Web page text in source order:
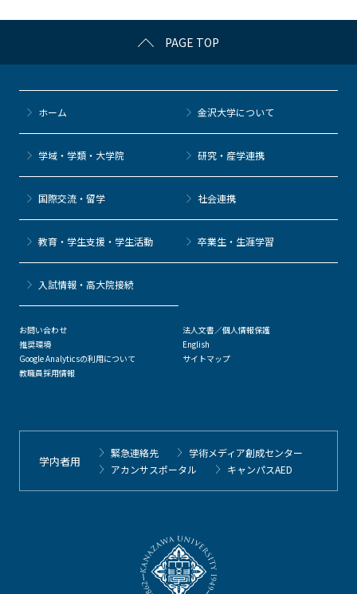
k
PAGE TOP
ホーム 金沢大学について
学域・学類・大学院 研究・産学連携
国際交流・留学 社会連携
教育・学生支援・学生活動 卒業生・生涯学習
⼊試情報・高大院接続
お問い合わせ
推奨環境
Google Analyticsの利用について
教職員採用情報
法人文書／個人情報保護
English
サイトマップ
学内者用
緊急連絡先
学術メディア創成センター
アカンサスポータル
キャンパスAED